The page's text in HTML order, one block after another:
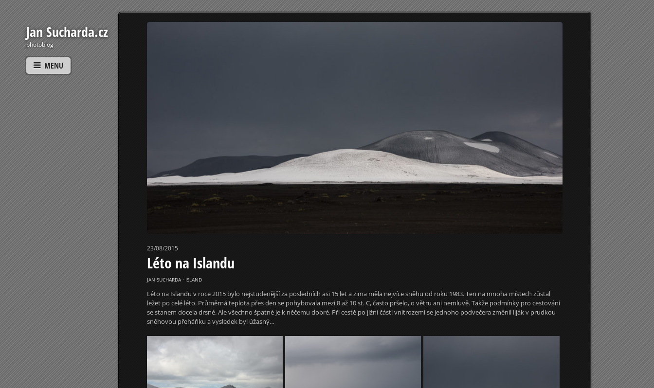
Jan Sucharda.cz
photoblog
MENU
23/08/2015
Léto na Islandu
JAN SUCHARDA ⋅ ISLAND
Léto na Islandu v roce 2015 bylo nejstudenější za posledních asi 15 let a zima měla nejvíce sněhu od roku 1983. Ten na mnoha místech zůstal
ležet po celé léto. Průměrná teplota přes den se pohybovala mezi 8 až 10 st. C, často pršelo, o větru ani nemluvě. Takže podmínky pro cestování
se stanem docela drsné. Ale všechno špatné je k něčemu dobré. Při cestě po jižní části vnitrozemí se jednoho podvečera změnil liják v prudkou
sněhovou přeháňku a vysledek byl úžasný…